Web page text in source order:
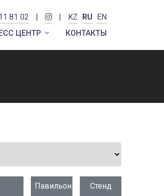
81 02 | | KZ RU EN
ЦЕНТР КОНТАКТЫ
Павильон Стенд